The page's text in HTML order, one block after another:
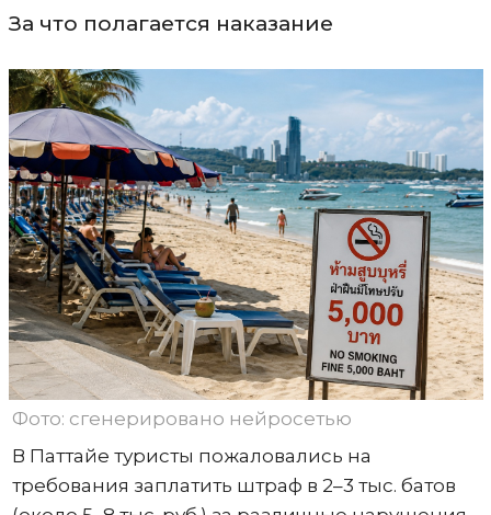
За что полагается наказание
Фото: сгенерировано нейросетью
В Паттайе туристы пожаловались на
требования заплатить штраф в 2–3 тыс. батов